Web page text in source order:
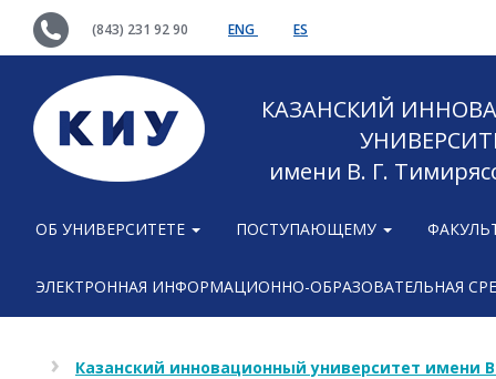
(843) 231 92 90 ENG ES
КАЗАНСКИЙ
имени В. Г.
ОБ УНИВЕРСИТЕТЕ ПОСТУПАЮЩЕМУ
ЭЛЕКТРОННАЯ ИНФОРМАЦИОННО-ОБРАЗОВАТЕЛЬНАЯ
Казанский инновационный университет имени